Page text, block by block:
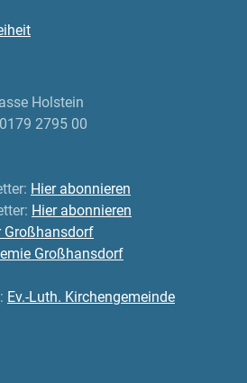
Holstein
2795 00
Hier abonnieren
Hier abonnieren
Großhansdorf
Großhansdorf
Ev.-Luth. Kirchengemeinde